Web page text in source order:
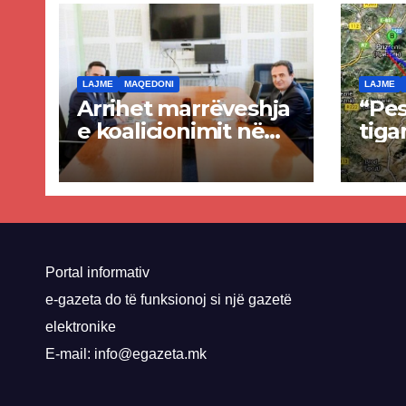
LAJME MAQEDONI
Arrihet marrëveshja
e koalicionimit në
parim mes Kurtit
dhe Abdixhikut
LAJME
nis
Portal informativ
e-gazeta do të funksionoj si një gazetë
elektronike
E-mail: info@egazeta.mk